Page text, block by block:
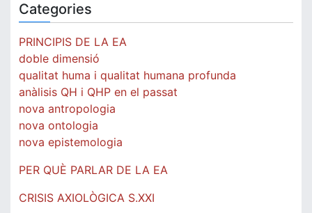
Categories
PRINCIPIS DE LA EA
doble dimensió
qualitat huma i qualitat humana profunda
anàlisis QH i QHP en el passat
nova antropologia
nova ontologia
nova epistemologia
PER QUÈ PARLAR DE LA EA
CRISIS AXIOLÒGICA S.XXI